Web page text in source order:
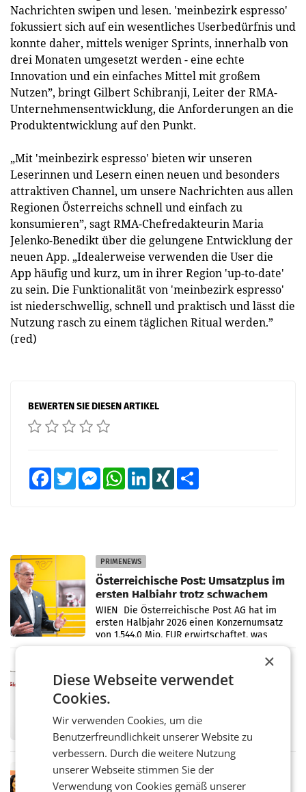
Nachrichten swipen und lesen. 'meinbezirk espresso'
fokussiert sich auf ein wesentliches Userbedürfnis und
konnte daher, mittels weniger Sprints, innerhalb von
drei Monaten umgesetzt werden - eine echte
Innovation und ein einfaches Mittel mit großem
Nutzen”, bringt Gilbert Schibranji, Leiter der RMA-
Unternehmensentwicklung, die Anforderungen an die
Produktentwicklung auf den Punkt.
„Mit 'meinbezirk espresso' bieten wir unseren
Leserinnen und Lesern einen neuen und besonders
attraktiven Channel, um unsere Nachrichten aus allen
Regionen Österreichs schnell und einfach zu
konsumieren”, sagt RMA-Chefredakteurin Maria
Jelenko-Benedikt über die gelungene Entwicklung der
neuen App. „Idealerweise verwenden die User die
App häufig und kurz, um in ihrer Region 'up-to-date'
zu sein. Die Funktionalität von 'meinbezirk espresso'
ist niederschwellig, schnell und praktisch und lässt die
Nutzung rasch zu einem täglichen Ritual werden.”
(red)
BEWERTEN SIE DIESEN ARTIKEL
FacebookTwitter MessengerWhatsAppLinkedInXING
PRIMENEWS
Österreichische Post: Umsatzplus im
ersten Halbjahr trotz schwachem
Briefgeschäft
WIEN Die Österreichische Post AG hat im
ersten Halbjahr 2026 einen Konzernumsatz
von 1.544,0 Mio. EUR erwirtschaftet, was
einem Plus von 3,8 Prozent gegenüber dem
ProSiebenSat.1 spart und macht
überraschend viel Gewinn
Fernsehkonzern ProSiebenSat.1 hat im
Frühjahr dank Kostensenkungen operativ
Markterwartung deutlich übertroffen.
RETAIL
Eine Bühne für Zirkularität: ARA und
×
Diese Webseite verwendet
Cookies.
Wir verwenden Cookies, um die
Benutzerfreundlichkeit unserer Website zu
verbessern. Durch die weitere Nutzung
unserer Webseite stimmen Sie der
Verwendung von Cookies gemäß unserer